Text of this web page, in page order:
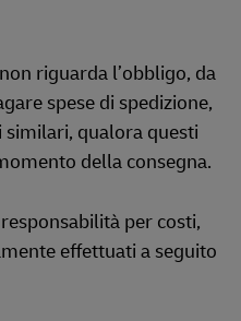
riguarda l’obbligo, da
spese di spedizione,
similari, qualora questi
della consegna.
per costi,
effettuati a seguito